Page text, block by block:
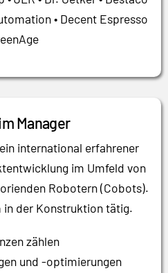
• Decent Espresso
Manager
international erfahrener
im Umfeld von
Robotern (Cobots).
in der Konstruktion tätig.
zählen
und -optimierungen